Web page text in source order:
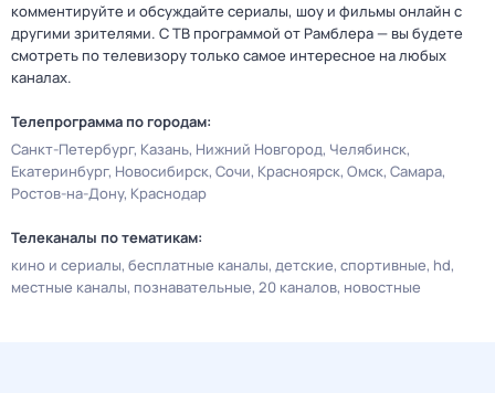
комментируйте и обсуждайте сериалы, шоу и фильмы онлайн с
другими зрителями. С ТВ программой от Рамблера — вы будете
смотреть по телевизору только самое интересное на любых
каналах.
Телепрограмма по городам:
Санкт-Петербург Казань Нижний Новгород Челябинск
Екатеринбург Новосибирск Сочи Красноярск Омск Самара
Ростов-на-Дону Краснодар
Телеканалы по тематикам:
кино и сериалы бесплатные каналы детские спортивные hd
местные каналы познавательные 20 каналов новостные